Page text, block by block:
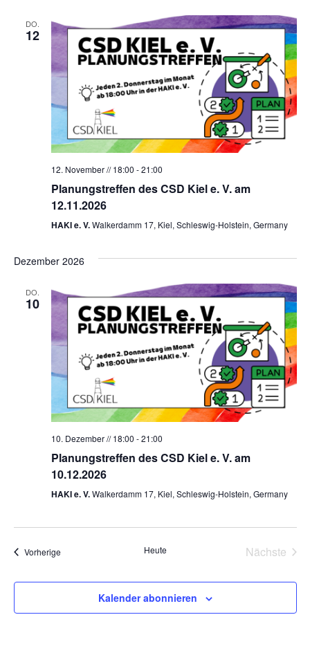
DO.
12
12. November // 18:00 -21:00
Planungstreffen des CSD Kiel e. V. am
12.11.2026
HAKI e. V.Walkerdamm 17, Kiel, Schleswig-Holstein, Germany
Dezember 2026
DO.
10
10. Dezember // 18:00 -21:00
Planungstreffen des CSD Kiel e. V. am
10.12.2026
HAKI e. V.Walkerdamm 17, Kiel, Schleswig-Holstein, Germany
VorherigeVeranstaltungen Heute Nächste
Kalender abonnieren